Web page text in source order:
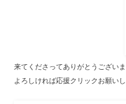
来てくださってありがとうございま
よろしければ応援クリックお願いし